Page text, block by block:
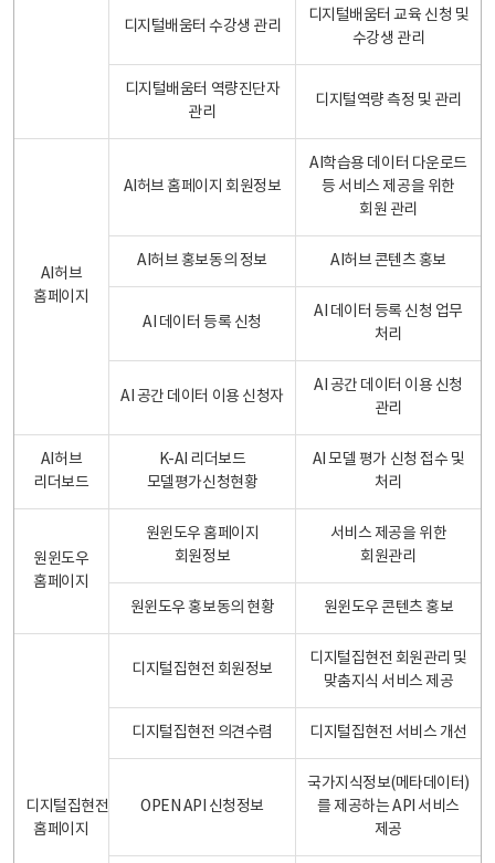
디지털배움터 수강생 관리
디지털배움터 교육 신청 및
수강생 관리
디지털배움터 역량진단자
관리
디지털역량 측정 및 관리
AI허브
홈페이지
AI허브 홈페이지 회원정보
AI학습용 데이터 다운로드
등 서비스 제공을 위한
회원 관리
AI허브 홍보동의 정보 AI허브 콘텐츠 홍보
AI 데이터 등록 신청
AI 데이터 등록 신청 업무
처리
AI 공간 데이터 이용 신청자
AI 공간 데이터 이용 신청
관리
AI허브
리더보드
K-AI 리더보드
모델평가신청현황
AI 모델 평가 신청 접수 및
처리
원윈도우
홈페이지
원윈도우 홈페이지
회원정보
서비스 제공을 위한
회원관리
원윈도우 홍보동의 현황 원윈도우 콘텐츠 홍보
디지털집현전
홈페이지
디지털집현전 회원정보
디지털집현전 회원관리 및
맞춤지식 서비스 제공
디지털집현전 의견수렴 디지털집현전 서비스 개선
OPEN API 신청정보
국가지식정보(메타데이터)
를 제공하는 API 서비스
제공